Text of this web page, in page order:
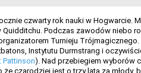
czwarty rok nauki w Hogwarcie.
Podczas zawodów niebo
Turnieju
Instytutu Durmstrang i
Pattinson). Nad przebiegiem wyborów
czarodziej jest o trzy lata za